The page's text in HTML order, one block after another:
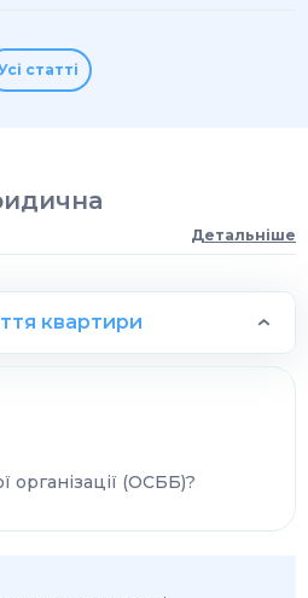
статті
Детальніше
квартири
організації (ОСББ)?